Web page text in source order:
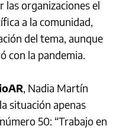
las organizaciones el
a la comunidad,
del tema, aunque
con la pandemia.
, Nadia Martín
situación apenas
50: “Trabajo en